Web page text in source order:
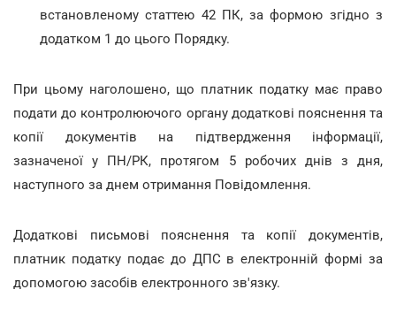
встановленому статтею 42 ПК, за формою згідно з
додатком 1 до цього Порядку.
При цьому наголошено, що платник податку має право
подати до контролюючого органу додаткові пояснення та
копії документів на підтвердження інформації,
зазначеної у ПН/РК, протягом 5 робочих днів з дня,
наступного за днем отримання Повідомлення.
Додаткові письмові пояснення та копії документів,
платник податку подає до ДПС в електронній формі за
допомогою засобів електронного зв'язку.